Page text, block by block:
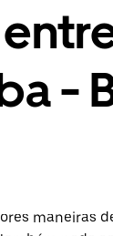
-
maneiras